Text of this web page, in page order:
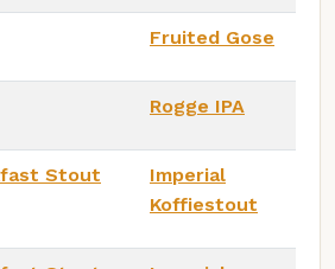
Fruited Gose
Rogge IPA
Stout
Imperial
Koffiestout